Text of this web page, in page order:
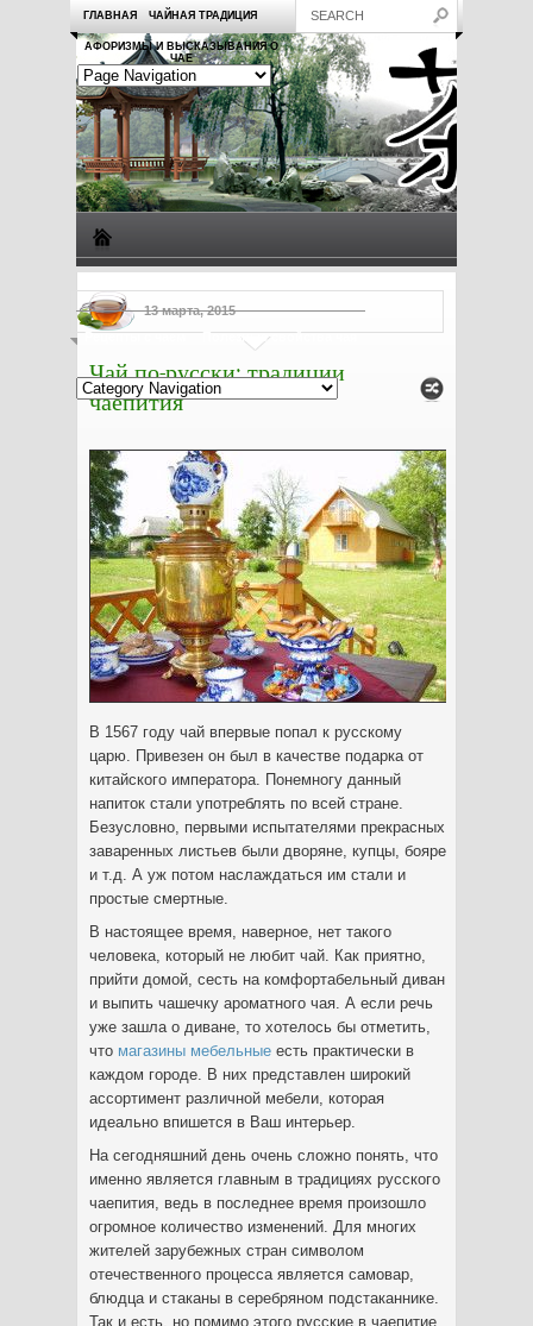
ГЛАВНАЯ ЧАЙНАЯ ТРАДИЦИЯ
АФОРИЗМЫ И ВЫСКАЗЫВАНИЯ О
ЧАЕ
Рецепты с чаем Полезные свойства чая
13 марта, 2015
Чай по-русски: традиции
чаепития
В 1567 году чай впервые попал к русскому
царю. Привезен он был в качестве подарка от
китайского императора. Понемногу данный
напиток стали употреблять по всей стране.
Безусловно, первыми испытателями прекрасных
заваренных листьев были дворяне, купцы, бояре
и т.д. А уж потом наслаждаться им стали и
простые смертные.
В настоящее время, наверное, нет такого
человека, который не любит чай. Как приятно,
прийти домой, сесть на комфортабельный диван
и выпить чашечку ароматного чая. А если речь
уже зашла о диване, то хотелось бы отметить,
что магазины мебельные есть практически в
каждом городе. В них представлен широкий
ассортимент различной мебели, которая
идеально впишется в Ваш интерьер.
На сегодняшний день очень сложно понять, что
именно является главным в традициях русского
чаепития, ведь в последнее время произошло
огромное количество изменений. Для многих
жителей зарубежных стран символом
отечественного процесса является самовар,
блюдца и стаканы в серебряном подстаканнике.
Так и есть, но помимо этого русские в чаепитие